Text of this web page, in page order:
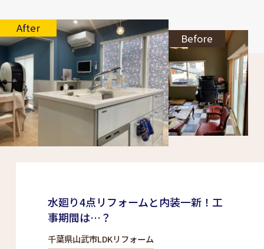
After
Before
水廻り4点リフォームと内装一新！工
事期間は…？
千葉県山武市LDKリフォーム